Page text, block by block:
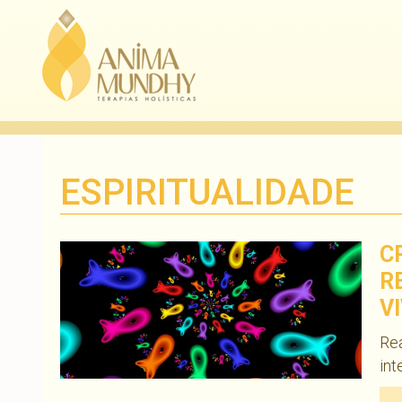
ESPIRITUALIDADE